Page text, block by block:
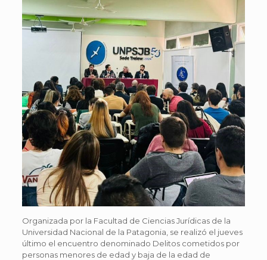
Organizada por la Facultad de Ciencias Jurídicas de la
Universidad Nacional de la Patagonia, se realizó el jueves
último el encuentro denominado Delitos cometidos por
personas menores de edad y baja de la edad de